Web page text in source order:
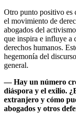
Otro punto positivo es
el movimiento de
abogados del
que inspira e influye a
derechos humanos.
hegemonía del
general.
—Hay un número
diáspora y el exilio.
extranjero y cómo
abogados y otros